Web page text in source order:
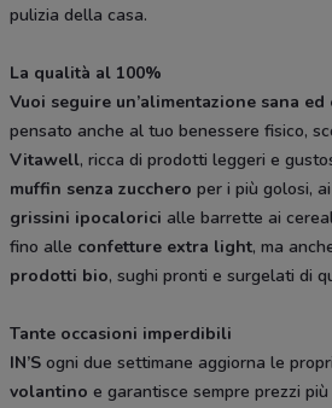
pulizia della casa.
La qualità al 100%
Vuoi seguire un’alimentazione sana
pensato anche al tuo benessere fisico,
Vitawell, ricca di prodotti leggeri e
muffin senza zucchero per i più golosi,
grissini ipocalorici alle barrette ai
fino alle confetture extra light, ma
prodotti bio, sughi pronti e surgelati di
Tante occasioni imperdibili
IN’S ogni due settimane aggiorna le
volantino e garantisce sempre prezzi